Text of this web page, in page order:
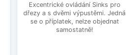
Excentrické ovládání Sinks pro
dřezy a s dvěmi výpustěmi. Jedná
se o příplatek, nelze objednat
samostatně!